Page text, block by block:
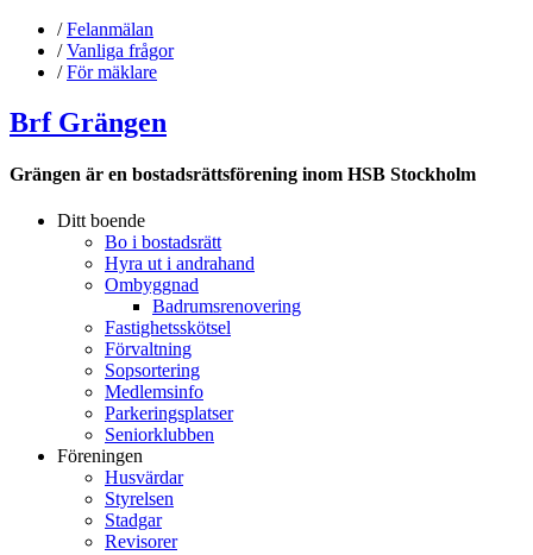
/Felanmälan
/Vanliga frågor
/För mäklare
Brf Grängen
Grängen är en bostadsrättsförening inom HSB Stockholm
Ditt boende
Bo i bostadsrätt
Hyra ut i andrahand
Ombyggnad
Badrumsrenovering
Fastighetsskötsel
Förvaltning
Sopsortering
Medlemsinfo
Parkeringsplatser
Seniorklubben
Föreningen
Husvärdar
Styrelsen
Stadgar
Revisorer